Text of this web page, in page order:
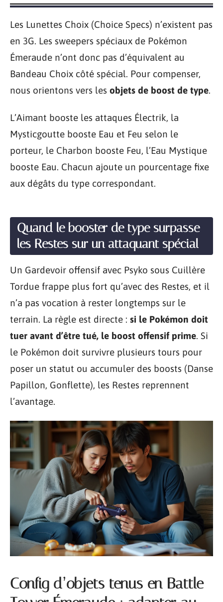
Les Lunettes Choix (Choice Specs) n’existent pas
en 3G. Les sweepers spéciaux de Pokémon
Émeraude n’ont donc pas d’équivalent au
Bandeau Choix côté spécial. Pour compenser,
nous orientons vers les objets de boost de type.
L’Aimant booste les attaques Électrik, la
Mysticgoutte booste Eau et Feu selon le
porteur, le Charbon booste Feu, l’Eau Mystique
booste Eau. Chacun ajoute un pourcentage fixe
aux dégâts du type correspondant.
Quand le booster de type surpasse
les Restes sur un attaquant spécial
Un Gardevoir offensif avec Psyko sous Cuillère
Tordue frappe plus fort qu’avec des Restes, et il
n’a pas vocation à rester longtemps sur le
terrain. La règle est directe : si le Pokémon doit
tuer avant d’être tué, le boost offensif prime. Si
le Pokémon doit survivre plusieurs tours pour
poser un statut ou accumuler des boosts (Danse
Papillon, Gonflette), les Restes reprennent
l’avantage.
Config d’objets tenus en Battle